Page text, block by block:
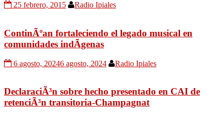
25 febrero, 2015 Radio Ipiales
ContinÃºan fortaleciendo el legado musical en
comunidades indÃ­genas
6 agosto, 20246 agosto, 2024 Radio Ipiales
DeclaraciÃ³n sobre hecho presentado en CAI de
retenciÃ³n transitoria-Champagnat